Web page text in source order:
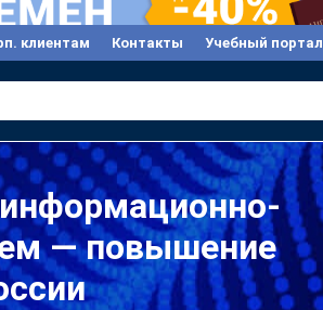
клиентам Контакты Учебный портал
— повышение